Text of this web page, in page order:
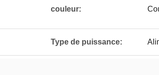
couleur:
Type de puissance: